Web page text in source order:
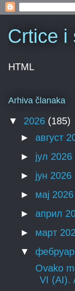
Crtice i
HTML
Arhiva članaka
▼ 2026 (185)
► август
► јул 2026
► јун 2026
► мај 2026
► април
► март
▼
Ovako
VI (AI).